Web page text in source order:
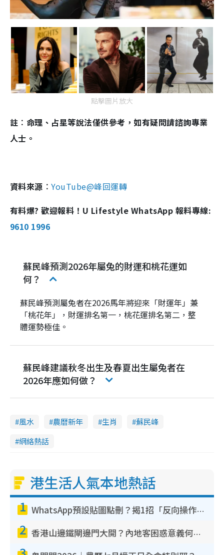
點擊圖片放大
註︰命理、占星等說法僅供參考，如有疑問請諮詢專業
人士。
資料來源︰YouTube@峰回運轉
有料爆? 歡迎報料！U Lifestyle WhatsApp 報料專線:
9610 1996
蘇民峰預測2026年屬兔的財運和桃花運如
何？
蘇民峰預測屬兔者在2026馬年將迎來「財運年」兼
「桃花年」，財運排名第一，桃花運排名第二，整
體運勢極佳。
蘇民峰建議秋冬出生及春夏出生屬兔者在
2026年應如何做？
風水 農曆新年 生肖
蘇民峰
網絡熱話
港生活人氣本地熱話
1 WhatsApp預設貼圖點刪？揭1招「反向操作」還原簡潔介面 附3步實測教學
2 香港山邊鐵閘邊門大開？內地客困惑意義何在！網民神回覆：呢種叫法理性防禦